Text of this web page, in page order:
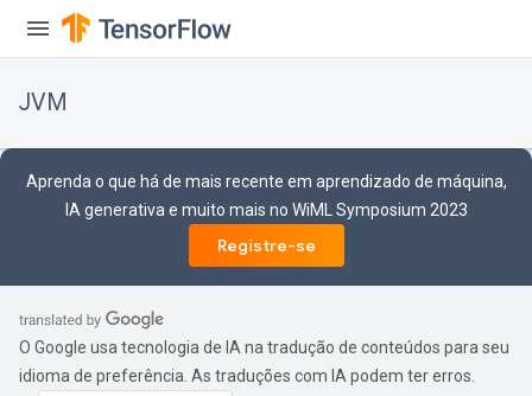
JVM
Aprenda o que há de mais recente em aprendizado de máquina,
IA generativa e muito mais no WiML Symposium 2023
Registre-se
O Google usa tecnologia de IA na tradução de conteúdos para seu
idioma de preferência. As traduções com IA podem ter erros.